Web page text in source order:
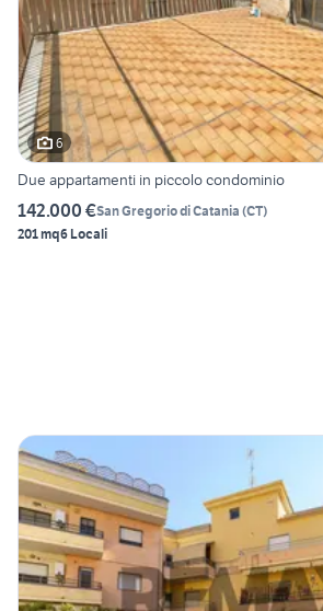
6
Due appartamenti in piccolo condominio
142.000 €San Gregorio di Catania (CT)
201 mq6 Locali